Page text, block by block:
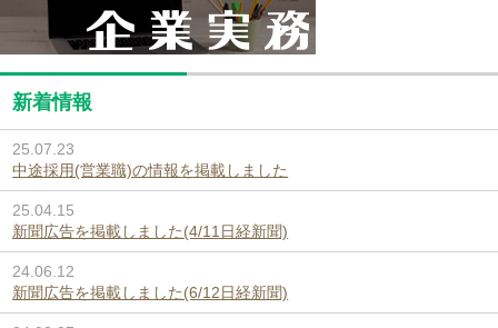
新着情報
25.07.23
中途採用(営業職)の情報を掲載しました
25.04.15
新聞広告を掲載しました(4/11日経新聞)
24.06.12
新聞広告を掲載しました(6/12日経新聞)